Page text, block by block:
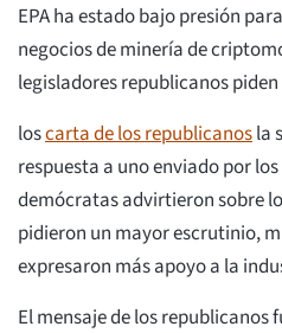
EPA ha estado bajo presión
negocios de minería de
legisladores republicanos
loscarta de los republicanosla
respuesta a uno enviado por
demócratas advirtieron sobre
pidieron un mayor escrutinio,
expresaron más apoyo a la
El mensaje de los republicanos